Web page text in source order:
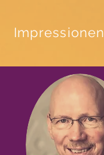
Impressionen